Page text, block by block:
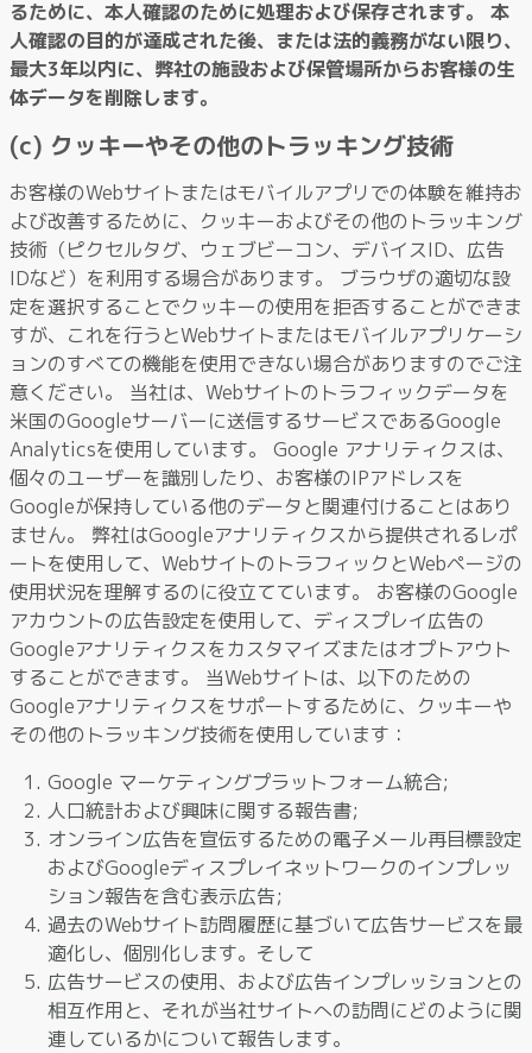
るために、本人確認のために処理および保存されます。 本
人確認の目的が達成された後、または法的義務がない限り、
最大3年以内に、弊社の施設および保管場所からお客様の生
体データを削除します。
(c) クッキーやその他のトラッキング技術
お客様のWebサイトまたはモバイルアプリでの体験を維持お
よび改善するために、クッキーおよびその他のトラッキング
技術（ピクセルタグ、ウェブビーコン、デバイスID、広告
IDなど）を利用する場合があります。 ブラウザの適切な設
定を選択することでクッキーの使用を拒否することができま
すが、これを行うとWebサイトまたはモバイルアプリケーシ
ョンのすべての機能を使用できない場合がありますのでご注
意ください。 当社は、Webサイトのトラフィックデータを
米国のGoogleサーバーに送信するサービスであるGoogle
Analyticsを使用しています。 Google アナリティクスは、
個々のユーザーを識別したり、お客様のIPアドレスを
Googleが保持している他のデータと関連付けることはあり
ません。 弊社はGoogleアナリティクスから提供されるレポ
ートを使用して、WebサイトのトラフィックとWebページの
使用状況を理解するのに役立てています。 お客様のGoogle
アカウントの広告設定を使用して、ディスプレイ広告の
Googleアナリティクスをカスタマイズまたはオプトアウト
することができます。 当Webサイトは、以下のための
Googleアナリティクスをサポートするために、クッキーや
その他のトラッキング技術を使用しています：
Google マーケティングプラットフォーム統合;
人口統計および興味に関する報告書;
オンライン広告を宣伝するための電子メール再目標設定
およびGoogleディスプレイネットワークのインプレッ
ション報告を含む表示広告;
過去のWebサイト訪問履歴に基づいて広告サービスを最
適化し、個別化します。そして
広告サービスの使用、および広告インプレッションとの
相互作用と、それが当社サイトへの訪問にどのように関
連しているかについて報告します。